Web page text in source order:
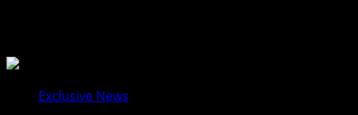
Exclusive News